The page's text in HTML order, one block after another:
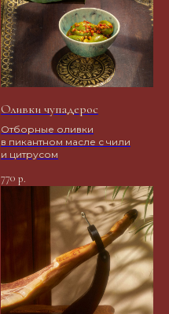
Оливки чупадерос
Отборные оливки
в пикантном масле с чили
и цитрусом
770 р.